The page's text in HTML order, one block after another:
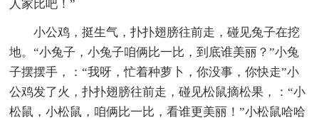
人家比吧！”
小公鸡，挺生气，扑扑翅膀往前走，碰见兔子在挖
地。“小兔子，小兔子咱俩比一比，到底谁美丽？”小兔
子摆摆手，：“我呀，忙着种萝卜，你没事，你快走”小
公鸡发了火，扑扑翅膀往前走，碰见松鼠摘松果，：“小
松鼠，小松鼠，咱俩比一比，看谁更美丽！”小松鼠哈哈